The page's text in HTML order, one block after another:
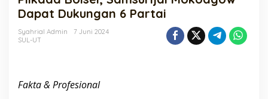
Mokoagow
Dapat
Dukungan
Dapat Dukungan 6 Partai
Syahrial Admin
7 Juni 2024
SUL-UT
Fakta & Profesional